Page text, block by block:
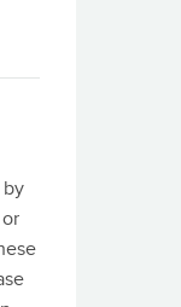
by